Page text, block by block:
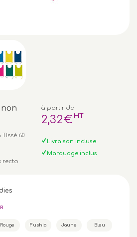
60
recto
à partir de
2,32€ HT
Livraison incluse
Marquage inclus
Rouge Fushia Jaune Bleu